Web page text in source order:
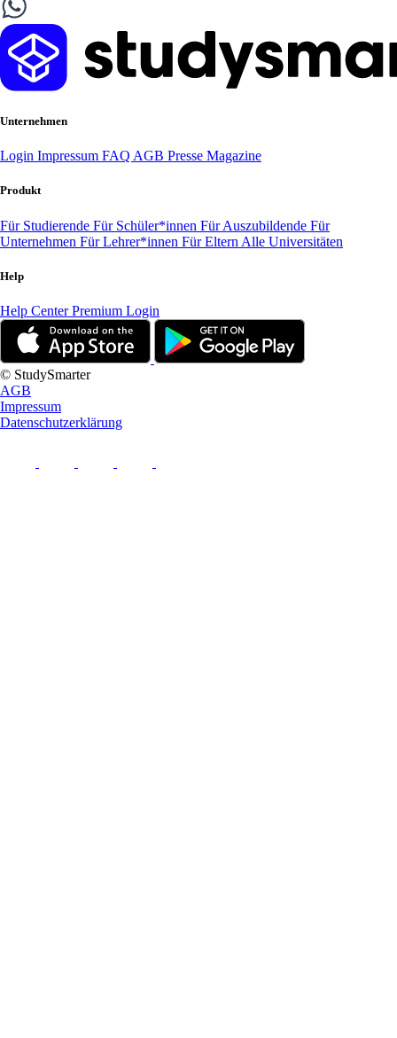
Unternehmen
Login Impressum FAQ AGB Presse Magazine
Produkt
Für Studierende Für Schüler*innen Für Auszubildende Für
Unternehmen Für Lehrer*innen Für Eltern Alle Universitäten
Help
Help CenterPremium Login
© StudySmarter
AGB
Impressum
Datenschutzerklärung